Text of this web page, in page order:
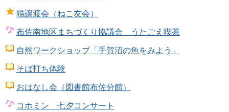
猫譲渡会（ねこ友会）
布佐南地区まちづくり協議会 うたごえ喫茶
自然ワークショップ「手賀沼の魚をみよう」
そば打ち体験
おはなし会（図書館布佐分館）
コホミン 七夕コンサート